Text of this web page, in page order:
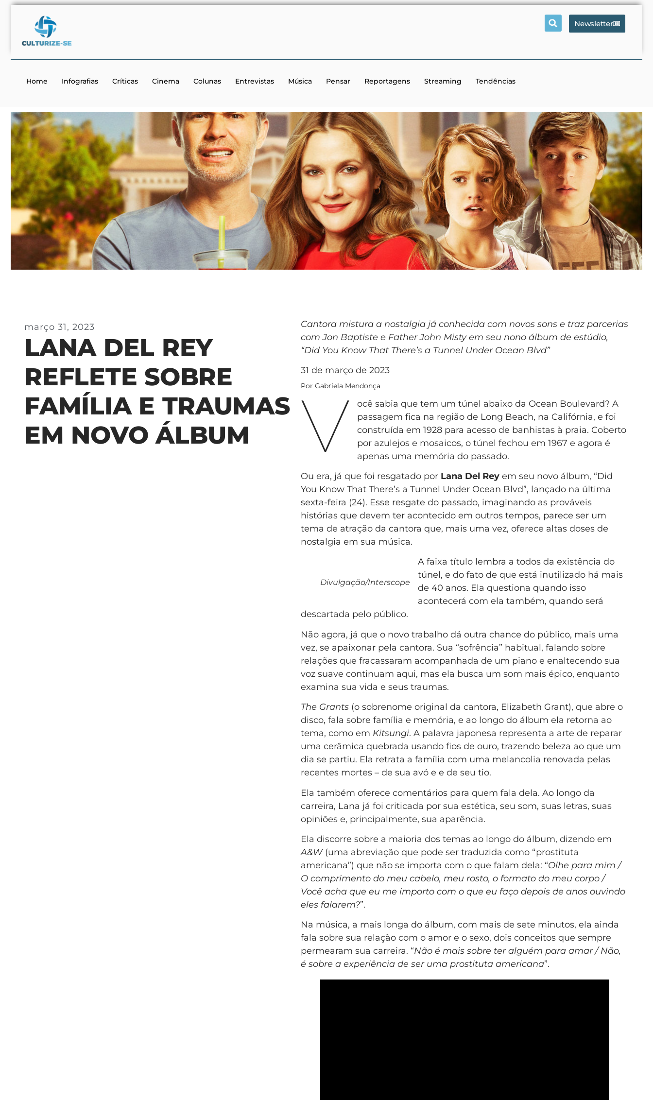
Newsletter
Home Infografias Críticas Cinema Colunas Entrevistas Música Pensar Reportagens Streaming Tendências
março 31, 2023
LANA DEL REY
REFLETE SOBRE
FAMÍLIA E TRAUMAS
EM NOVO ÁLBUM
Cantora mistura a nostalgia já conhecida com novos sons e traz parcerias
com Jon Baptiste e Father John Misty em seu nono álbum de estúdio,
“Did You Know That There’s a Tunnel Under Ocean Blvd”
31 de março de 2023
Por Gabriela Mendonça
V
ocê sabia que tem um túnel abaixo da Ocean Boulevard? A
passagem fica na região de Long Beach, na Califórnia, e foi
construída em 1928 para acesso de banhistas à praia. Coberto
por azulejos e mosaicos, o túnel fechou em 1967 e agora é
apenas uma memória do passado.
Ou era, já que foi resgatado por Lana Del Reyem seu novo álbum, “Did
You Know That There’s a Tunnel Under Ocean Blvd”, lançado na última
sexta-feira (24). Esse resgate do passado, imaginando as prováveis
histórias que devem ter acontecido em outros tempos, parece ser um
tema de atração da cantora que, mais uma vez, oferece altas doses de
nostalgia em sua música.
Divulgação/Interscope
A faixa título lembra a todos da existência do
túnel, e do fato de que está inutilizado há mais
de 40 anos. Ela questiona quando isso
acontecerá com ela também, quando será
descartada pelo público.
Não agora, já que o novo trabalho dá outra chance do público, mais uma
vez, se apaixonar pela cantora. Sua “sofrência” habitual, falando sobre
relações que fracassaram acompanhada de um piano e enaltecendo sua
voz suave continuam aqui, mas ela busca um som mais épico, enquanto
examina sua vida e seus traumas.
The Grants(o sobrenome original da cantora, Elizabeth Grant), que abre o
disco, fala sobre família e memória, e ao longo do álbum ela retorna ao
tema, como em Kitsungi. A palavra japonesa representa a arte de reparar
uma cerâmica quebrada usando fios de ouro, trazendo beleza ao que um
dia se partiu. Ela retrata a família com uma melancolia renovada pelas
recentes mortes – de sua avó e e de seu tio.
Ela também oferece comentários para quem fala dela. Ao longo da
carreira, Lana já foi criticada por sua estética, seu som, suas letras, suas
opiniões e, principalmente, sua aparência.
Ela discorre sobre a maioria dos temas ao longo do álbum, dizendo em
A&W(uma abreviação que pode ser traduzida como “prostituta
americana”) que não se importa com o que falam dela: “Olhe para mim /
O comprimento do meu cabelo, meu rosto, o formato do meu corpo /
Você acha que eu me importo com o que eu faço depois de anos ouvindo
eles falarem?”.
Na música, a mais longa do álbum, com mais de sete minutos, ela ainda
fala sobre sua relação com o amor e o sexo, dois conceitos que sempre
permearam sua carreira. “Não é mais sobre ter alguém para amar / Não,
é sobre a experiência de ser uma prostituta americana”.